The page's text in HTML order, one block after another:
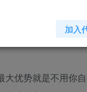
提升知名度，吸引
大优势就是不用你
加入